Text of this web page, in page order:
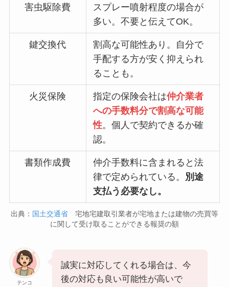
害虫駆除費
スプレー噴射程度の場合が
多い。不要と伝えてOK。
鍵交換代
割高な可能性あり。自分で
手配する方が安く抑えられ
ることも。
火災保険 指定の保険会社は仲介業者
への手数料分で割高な可能
性。個人で契約できるか確
認。
書類作成費
仲介手数料に含まれると法
律で定められている。 別途
支払う必要なし。
出典： 国土交通省 宅地宅建取引業者が宅地または建物の売買等
に関して受け取ることができる報奨の額
テンコ
誠実に対応してくれる場合は、今
後の対応も良い可能性が高いで